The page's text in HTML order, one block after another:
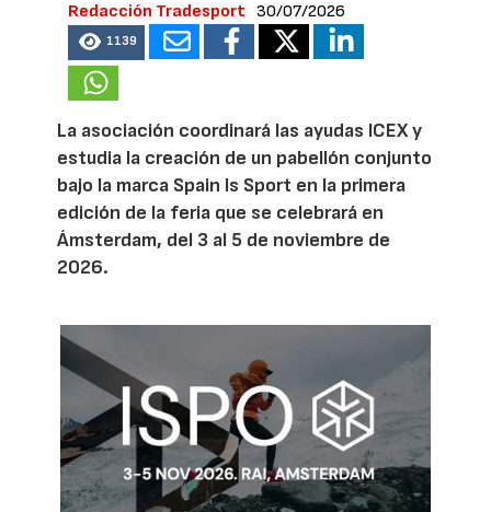
Redacción Tradesport 30/07/2026
1139
La asociación coordinará las ayudas ICEX y
estudia la creación de un pabellón conjunto
bajo la marca Spain Is Sport en la primera
edición de la feria que se celebrará en
Ámsterdam, del 3 al 5 de noviembre de
2026.